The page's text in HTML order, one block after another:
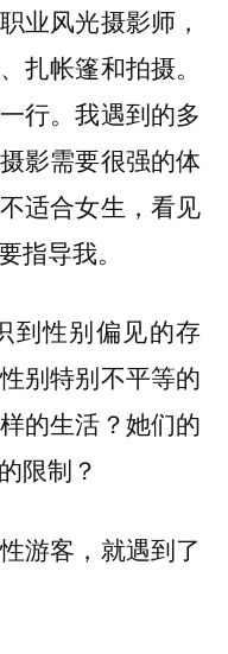
业风光摄影师，
扎帐篷和拍摄。
行。我遇到的多
影需要很强的体
适合女生，看见
指导我。
到性别偏见的存
别特别不平等的
的生活？她们的
限制？
游客，就遇到了